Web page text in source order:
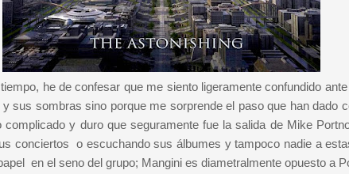
he de confesar que me siento ligeramente confundido
sus sombras sino porque me sorprende el paso que han dado
y duro que seguramente fue la salida de Mike
conciertos o escuchando sus álbumes y tampoco nadie a
en el seno del grupo; Mangini es diametralmente opuesto a